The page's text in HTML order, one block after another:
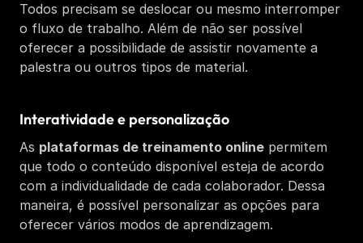
Todos precisam se deslocar ou mesmo interromper
o fluxo de trabalho. Além de não ser possível
oferecer a possibilidade de assistir novamente a
palestra ou outros tipos de material.
Interatividade e personalização
As plataformas de treinamento online permitem
que todo o conteúdo disponível esteja de acordo
com a individualidade de cada colaborador. Dessa
maneira, é possível personalizar as opções para
oferecer vários modos de aprendizagem.